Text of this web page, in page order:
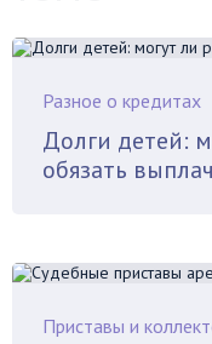
Разное о кредитах
Долги детей:
обязать
Приставы и